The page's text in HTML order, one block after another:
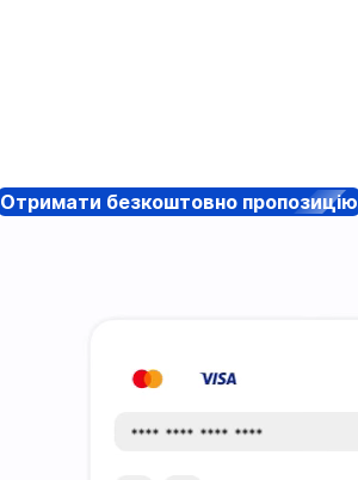
Отримати безкоштовно пропозицію